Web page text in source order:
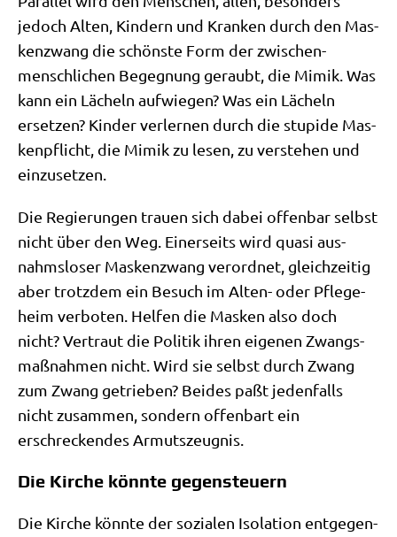
jedoch Alten, Kin­dern und Kran­ken durch den Mas­
ken­zwang die schön­ste Form der zwi­schen­
mensch­li­chen Begeg­nung geraubt, die Mimik. Was
kann ein Lächeln auf­wie­gen? Was ein Lächeln
erset­zen? Kin­der ver­ler­nen durch die stu­pi­de Mas­
ken­pflicht, die Mimik zu lesen, zu ver­ste­hen und
einzusetzen.
Die Regie­run­gen trau­en sich dabei offen­bar selbst
nicht über den Weg. Einer­seits wird qua­si aus­
nahms­lo­ser Mas­ken­zwang ver­ord­net, gleich­zei­tig
aber trotz­dem ein Besuch im Alten- oder Pfle­ge­
heim ver­bo­ten. Hel­fen die Mas­ken also doch
nicht? Ver­traut die Poli­tik ihren eige­nen Zwangs­
maß­nah­men nicht. Wird sie selbst durch Zwang
zum Zwang getrie­ben? Bei­des paßt jeden­falls
nicht zusam­men, son­dern offen­bart ein
erschrecken­des Armutszeugnis.
Die Kirche könnte gegensteuern
Die Kir­che könn­te der sozia­len Iso­la­ti­on ent­ge­gen­